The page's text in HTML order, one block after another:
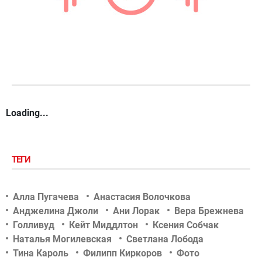
Loading...
ТЕГИ
Алла Пугачева
Анастасия Волочкова
Анджелина Джоли
Ани Лорак
Вера Брежнева
Голливуд
Кейт Миддлтон
Ксения Собчак
Наталья Могилевская
Светлана Лобода
Тина Кароль
Филипп Киркоров
Фото